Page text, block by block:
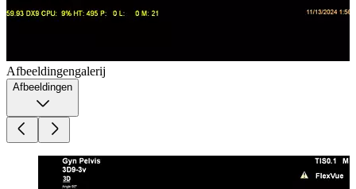
Afbeeldingengalerij
Afbeeldingen